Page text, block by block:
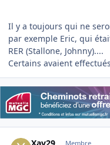
Il y a toujours qui ne
par exemple Eric, qui
RER (Stallone, Johnny)....
Certains avaient
Membre